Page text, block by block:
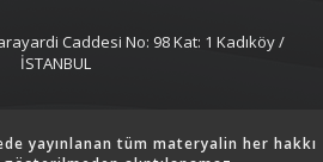
Caddesi No: 98 Kat: 1 Kadıköy /
İSTANBUL
yayınlanan tüm materyalin her hakkı